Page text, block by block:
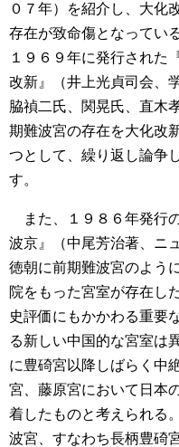
０７年）を紹介し、大化
存在が致命傷となってい
１９６９年に発行され
改新』（井上光貞司会、
脇禎二氏、関晃氏、直木
期難波宮の存在を大化改
つとして、繰り返し論争
す。
また、１９８６年発行
波京』（中尾芳治著、ニ
徳朝に前期難波宮のよう
院をもった宮室が存在し
史評価にもかかわる重要
る新しい中国的な宮室は
に豊碕宮以降しばらく中
宮、藤原宮において日本
着したものと考えられる
波宮、すなわち長柄豊碕